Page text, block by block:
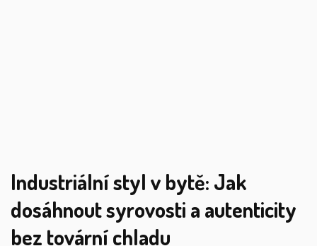
Industriální styl v bytě: Jak
dosáhnout syrovosti a autenticity
bez tovární chladu